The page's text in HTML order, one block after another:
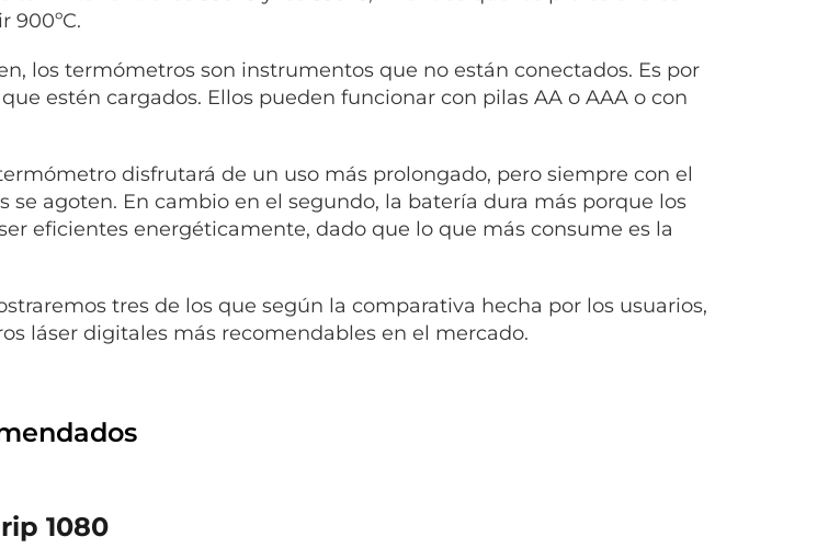
900ºC.
los termómetros son instrumentos que no están conectados. Es por
estén cargados. Ellos pueden funcionar con pilas AA o AAA o con
disfrutará de un uso más prolongado, pero siempre con el
se agoten. En cambio en el segundo, la batería dura más porque los
eficientes energéticamente, dado que lo que más consume es la
tres de los que según la comparativa hecha por los usuarios,
láser digitales más recomendables en el mercado.
1080